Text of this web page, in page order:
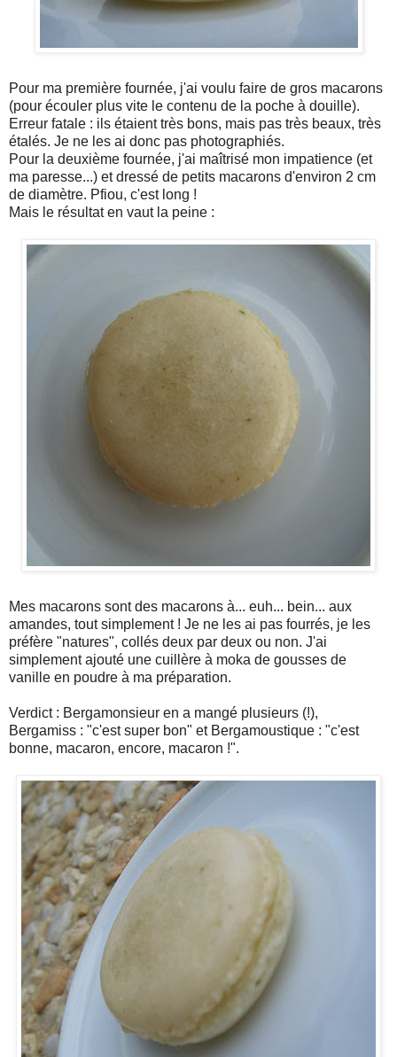
Pour ma première fournée, j'ai voulu faire de gros macarons
(pour écouler plus vite le contenu de la poche à douille).
Erreur fatale : ils étaient très bons, mais pas très beaux, très
étalés. Je ne les ai donc pas photographiés.
Pour la deuxième fournée, j'ai maîtrisé mon impatience (et
ma paresse...) et dressé de petits macarons d'environ 2 cm
de diamètre. Pfiou, c'est long !
Mais le résultat en vaut la peine :
Mes macarons sont des macarons à... euh... bein... aux
amandes, tout simplement ! Je ne les ai pas fourrés, je les
préfère "natures", collés deux par deux ou non. J'ai
simplement ajouté une cuillère à moka de gousses de
vanille en poudre à ma préparation.
Verdict : Bergamonsieur en a mangé plusieurs (!),
Bergamiss : "c'est super bon" et Bergamoustique : "c'est
bonne, macaron, encore, macaron !".